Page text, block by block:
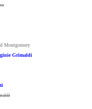
Montgomery
Grimaldi